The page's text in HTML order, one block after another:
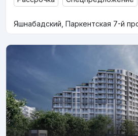
Яшнабадский, Паркентская 7-й